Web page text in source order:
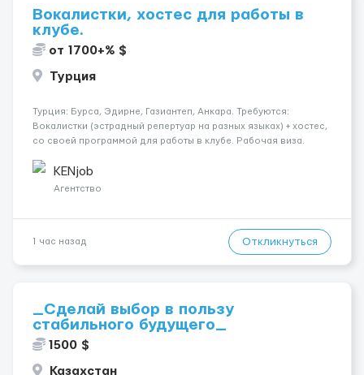
Вокалистки, хостес для работы в
клубе.
от 1700+% $
Турция
Турция: Бурса, Эдирне, Газиантеп, Анкара. Требуются:
Вокалистки (эстрадный репертуар на разных языках) + хостеc,
со своей программой для работы в клубе. Рабочая виза.
одного до трех месяцев. Мед. страховка. Высокая зарплат...
KENjob
Агентство
1 час назад Откликнуться
_Сделай выбор в пользу
стабильного будущего_
1500 $
Казахстан